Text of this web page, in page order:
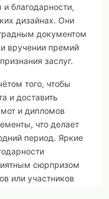
благодарности,
дизайнах. Они
документом
вручении премий
заслуг.
того, чтобы
и доставить
и дипломов
что делает
период. Яркие
сюрпризом
или участников